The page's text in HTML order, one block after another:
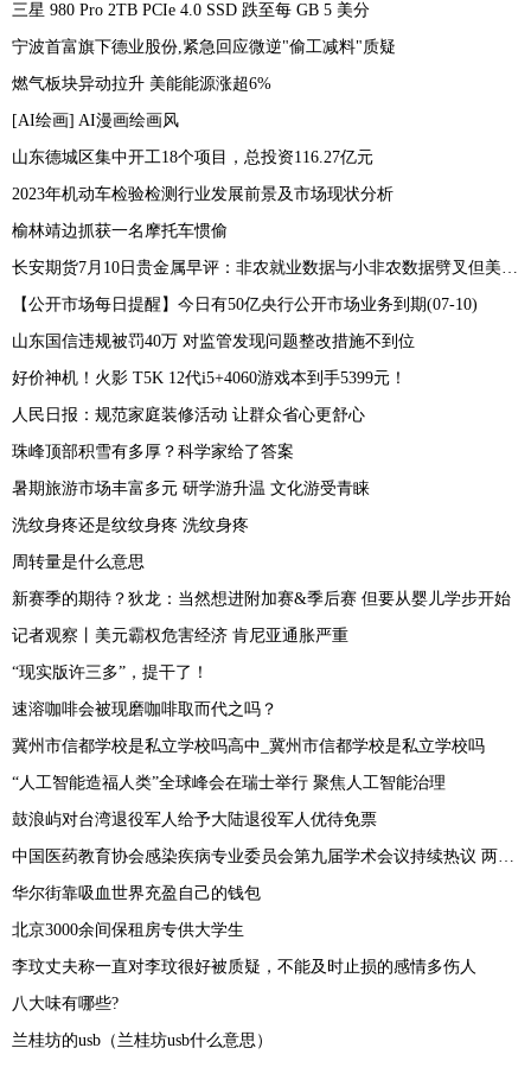
三星 980 Pro 2TB PCIe 4.0 SSD 跌至每 GB 5 美分
宁波首富旗下德业股份,紧急回应微逆"偷工减料"质疑
燃气板块异动拉升 美能能源涨超6%
[AI绘画] AI漫画绘画风
山东德城区集中开工18个项目，总投资116.27亿元
2023年机动车检验检测行业发展前景及市场现状分析
榆林靖边抓获一名摩托车惯偷
长安期货7月10日贵金属早评：非农就业数据与小非农数据劈叉但美联储本月加息预期仍存，贵金属期价或承压运行
【公开市场每日提醒】今日有50亿央行公开市场业务到期(07-10)
山东国信违规被罚40万 对监管发现问题整改措施不到位
好价神机！火影 T5K 12代i5+4060游戏本到手5399元！
人民日报：规范家庭装修活动 让群众省心更舒心
珠峰顶部积雪有多厚？科学家给了答案
暑期旅游市场丰富多元 研学游升温 文化游受青睐
洗纹身疼还是纹纹身疼 洗纹身疼
周转量是什么意思
新赛季的期待？狄龙：当然想进附加赛&季后赛 但要从婴儿学步开始
记者观察丨美元霸权危害经济 肯尼亚通胀严重
“现实版许三多”，提干了！
速溶咖啡会被现磨咖啡取而代之吗？
冀州市信都学校是私立学校吗高中_冀州市信都学校是私立学校吗
“人工智能造福人类”全球峰会在瑞士举行 聚焦人工智能治理
鼓浪屿对台湾退役军人给予大陆退役军人优待免票
中国医药教育协会感染疾病专业委员会第九届学术会议持续热议 两性霉素专家共识发布
华尔街靠吸血世界充盈自己的钱包
北京3000余间保租房专供大学生
李玟丈夫称一直对李玟很好被质疑，不能及时止损的感情多伤人
八大味有哪些?
兰桂坊的usb（兰桂坊usb什么意思）